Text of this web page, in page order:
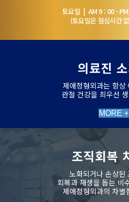
토요일 | AM 9 : 00 -
(토요일은 점심시간
의료진
제애정형외과는 항상
관절 건강을 최우선
MORE +
조직회복
노화되거나 손상된
회복과 재생을 돕는 비
제애정형외과의 차별